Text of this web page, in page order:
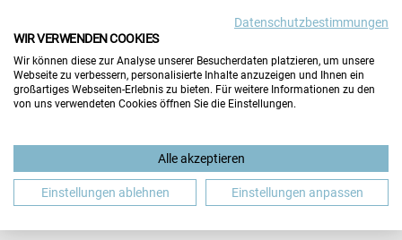
BERUFLICHE ORIENTIERUNG BEWERBUNG
Datenschutzbestimmungen
WIR VERWENDEN COOKIES
Wir können diese zur Analyse unserer Besucherdaten platzieren, um unsere
Webseite zu verbessern, personalisierte Inhalte anzuzeigen und Ihnen ein
großartiges Webseiten-Erlebnis zu bieten. Für weitere Informationen zu den
von uns verwendeten Cookies öffnen Sie die Einstellungen.
Alle akzeptieren
Einstellungen ablehnen Einstellungen anpassen